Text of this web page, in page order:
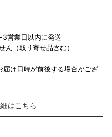
3営業日以内に発送
ん（取り寄せ品含む）
け日時が前後する場合がござ
はこちら